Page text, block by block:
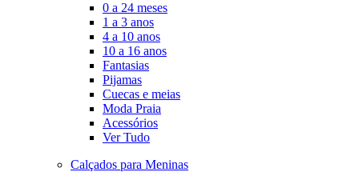
0 a 24 meses
1 a 3 anos
4 a 10 anos
10 a 16 anos
Fantasias
Pijamas
Cuecas e meias
Moda Praia
Acessórios
Ver Tudo
Calçados para Meninas